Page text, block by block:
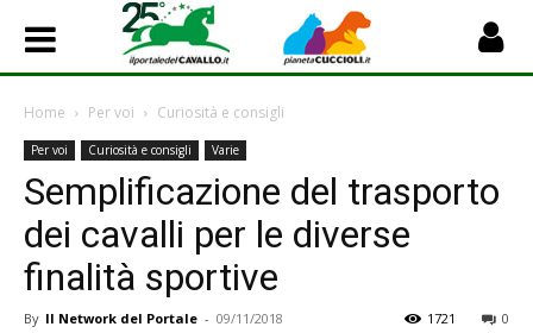
Home Per voi Curiosità e consigli
Per voi Curiosità e consigli Varie
Semplificazione del trasporto
dei cavalli per le diverse
finalità sportive
By Il Network del Portale - 09/11/2018 0
1721